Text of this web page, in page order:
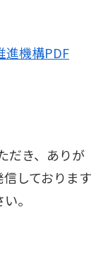
進機構PDF
だき、ありが
しております
。